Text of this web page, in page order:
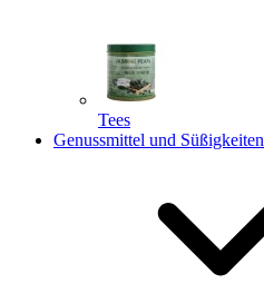
Tees
Genussmittel und Süßigkeiten